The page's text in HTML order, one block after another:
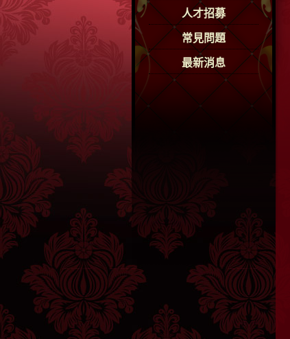
人才招募
常見問題
最新消息